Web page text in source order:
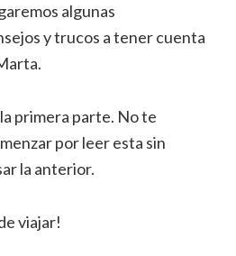
algunas
y trucos a tener cuenta
primera parte. No te
por leer esta sin
la anterior.
viajar!